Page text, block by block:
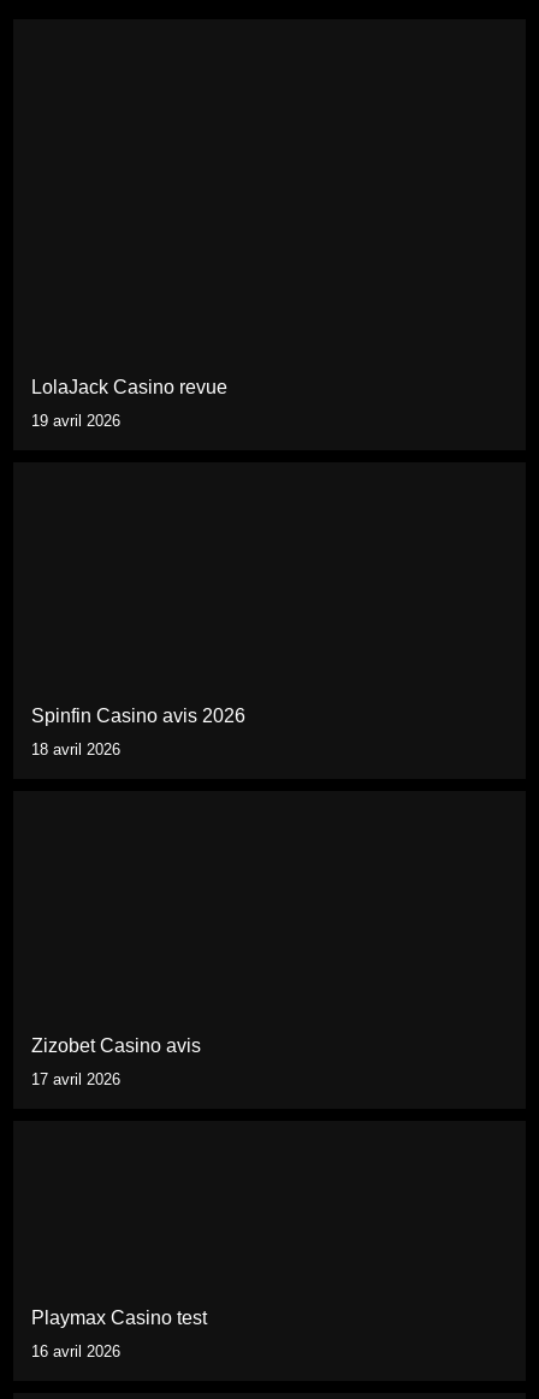
LolaJack Casino revue
19 avril 2026
Spinfin Casino avis 2026
18 avril 2026
Zizobet Casino avis
17 avril 2026
Playmax Casino test
16 avril 2026